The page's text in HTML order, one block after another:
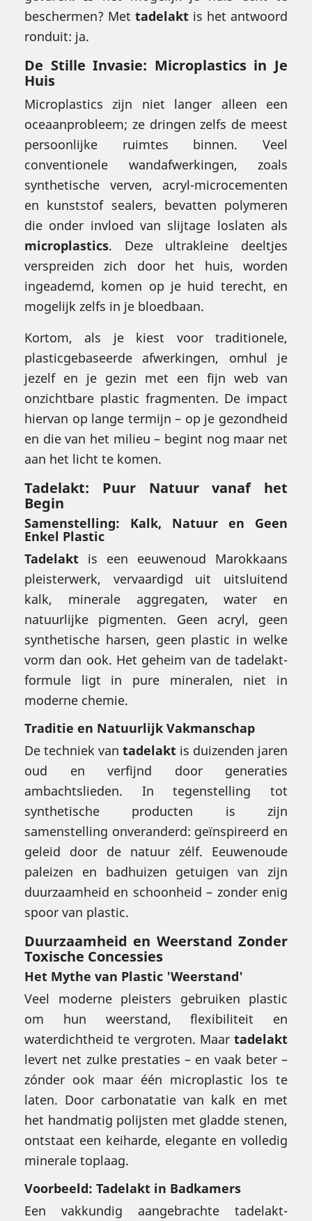
beschermen? Met tadelakt is het antwoord
ronduit: ja.
De Stille Invasie: Microplastics in Je
Huis
Microplastics zijn niet langer alleen een
oceaanprobleem; ze dringen zelfs de meest
persoonlijke ruimtes binnen. Veel
conventionele wandafwerkingen, zoals
synthetische verven, acryl-microcementen
en kunststof sealers, bevatten polymeren
die onder invloed van slijtage loslaten als
microplastics. Deze ultrakleine deeltjes
verspreiden zich door het huis, worden
ingeademd, komen op je huid terecht, en
mogelijk zelfs in je bloedbaan.
Kortom, als je kiest voor traditionele,
plasticgebaseerde afwerkingen, omhul je
jezelf en je gezin met een fijn web van
onzichtbare plastic fragmenten. De impact
hiervan op lange termijn – op je gezondheid
en die van het milieu – begint nog maar net
aan het licht te komen.
Tadelakt: Puur Natuur vanaf het
Begin
Samenstelling: Kalk, Natuur en Geen
Enkel Plastic
Tadelakt is een eeuwenoud Marokkaans
pleisterwerk, vervaardigd uit uitsluitend
kalk, minerale aggregaten, water en
natuurlijke pigmenten. Geen acryl, geen
synthetische harsen, geen plastic in welke
vorm dan ook. Het geheim van de tadelakt-
formule ligt in pure mineralen, niet in
moderne chemie.
Traditie en Natuurlijk Vakmanschap
De techniek van tadelakt is duizenden jaren
oud en verfijnd door generaties
ambachtslieden. In tegenstelling tot
synthetische producten is zijn
samenstelling onveranderd: geïnspireerd en
geleid door de natuur zélf. Eeuwenoude
paleizen en badhuizen getuigen van zijn
duurzaamheid en schoonheid – zonder enig
spoor van plastic.
Duurzaamheid en Weerstand Zonder
Toxische Concessies
Het Mythe van Plastic 'Weerstand'
Veel moderne pleisters gebruiken plastic
om hun weerstand, flexibiliteit en
waterdichtheid te vergroten. Maar tadelakt
levert net zulke prestaties – en vaak beter –
zónder ook maar één microplastic los te
laten. Door carbonatatie van kalk en met
het handmatig polijsten met gladde stenen,
ontstaat een keiharde, elegante en volledig
minerale toplaag.
Voorbeeld: Tadelakt in Badkamers
Een vakkundig aangebrachte tadelakt-